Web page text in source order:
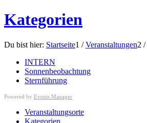
Kategorien
Du bist hier: Startseite1 / Veranstaltungen2 /
INTERN
Sonnenbeobachtung
Sternführung
Powered by Events Manager
Veranstaltungsorte
Kategorien